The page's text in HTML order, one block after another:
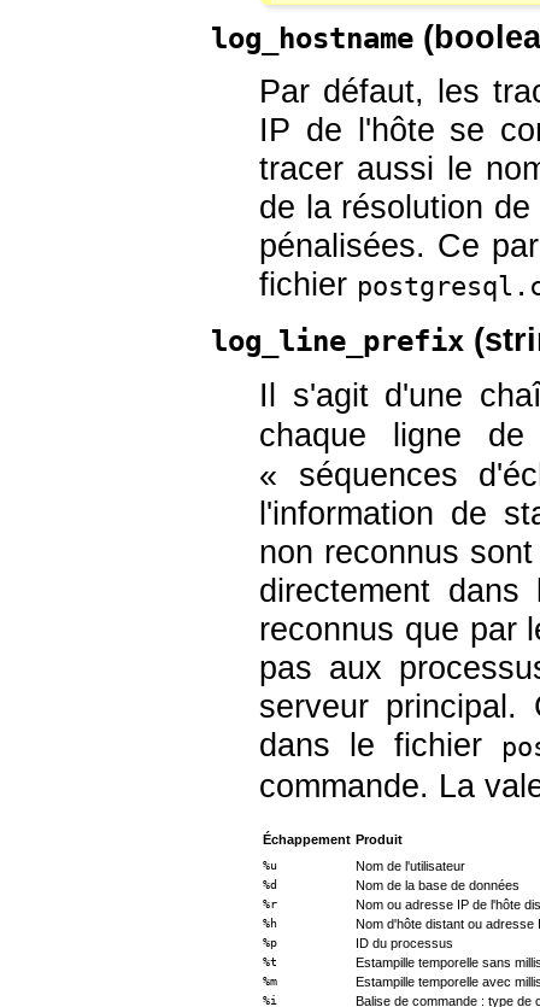
log_hostname (
Par défaut, les
IP de l'hôte se
tracer aussi le
de la résolution
pénalisées. Ce
fichier
log_line_prefix (
Il s'agit d'une
chaque ligne
« séquences
l'information de
non reconnus
directement
reconnus que par
pas aux
serveur principal.
dans le fichier
commande. La
Échappement Produit
%u Nom de l'utilisateur
%d Nom de la base de données
%r Nom ou adresse IP de l'hôte
%h Nom d'hôte distant ou adresse
%p ID du processus
%t Estampille temporelle sans
%m Estampille temporelle avec
%i Balise de commande : type de